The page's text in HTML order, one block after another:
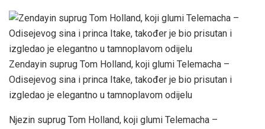
Zendayin suprug Tom Holland, koji glumi Telemacha –
Odisejevog sina i princa Itake, također je bio prisutan i
izgledao je elegantno u tamnoplavom odijelu
Njezin suprug Tom Holland, koji glumi Telemacha –